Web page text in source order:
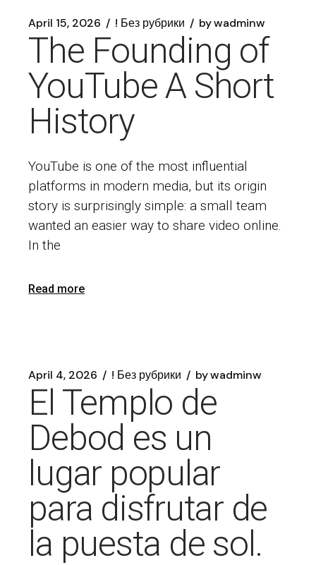
April 15, 2026 ! Без рубрики bywadminw
The Founding of
YouTube A Short
History
YouTube is one of the most influential
platforms in modern media, but its origin
story is surprisingly simple: a small team
wanted an easier way to share video online.
In the
Read more
April 4, 2026 ! Без рубрики bywadminw
El Templo de
Debod es un
lugar popular
para disfrutar de
la puesta de sol.